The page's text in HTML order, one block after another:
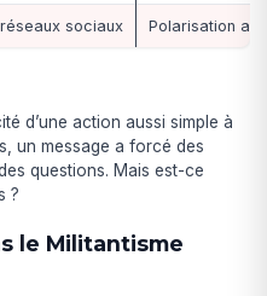
sociaux Polarisation
d’une action aussi simple à
un message a forcé des
questions. Mais est-ce
?
le Militantisme